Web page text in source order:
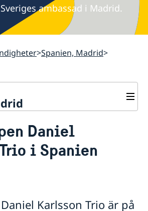
ambassad i Madrid.
Spanien, Madrid
företag
Daniel
i Spanien
Karlsson Trio är på